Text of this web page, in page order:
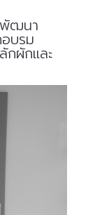
พัฒนา
บรม
กผักและ